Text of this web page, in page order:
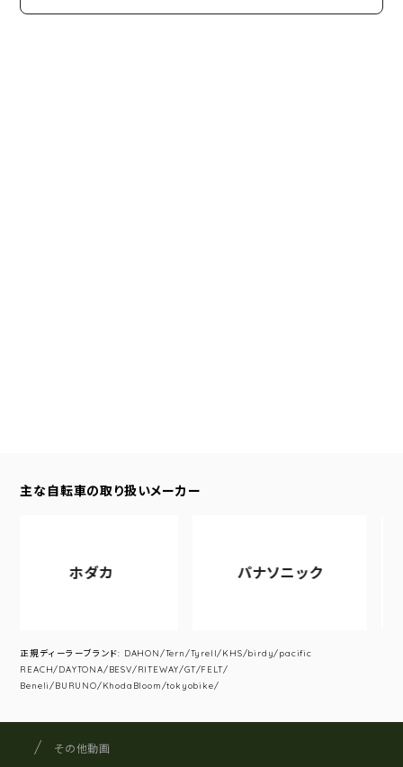
主な自転車の取り扱いメーカー
ホダカ パナソニック
正規ディーラーブランド: DAHON/Tern/Tyrell/KHS/birdy/pacific
REACH/DAYTONA/BESV/RITEWAY/GT/FELT/
Beneli/BURUNO/KhodaBloom/tokyobike/
サイト内の現在地
サイクルショップナカゴヤ
その他動画